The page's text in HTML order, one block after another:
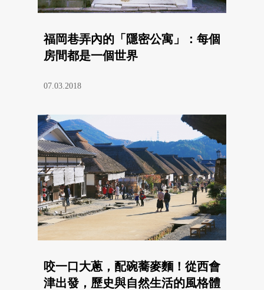
福岡巷弄內的「隱密公寓」：每個
房間都是一個世界
07.03.2018
咬一口大蔥，配碗蕎麥麵！從西會
津出發，歷史與自然生活的風格體